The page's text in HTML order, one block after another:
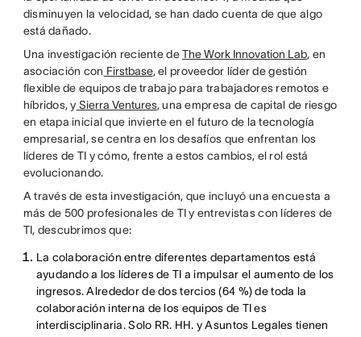
disminuyen la velocidad, se han dado cuenta de que algo
está dañado.
Una investigación reciente deThe Work Innovation Lab, en
asociación con Firstbase, el proveedor líder de gestión
flexible de equipos de trabajo para trabajadores remotos e
híbridos, y Sierra Ventures, una empresa de capital de riesgo
en etapa inicial que invierte en el futuro de la tecnología
empresarial, se centra en los desafíos que enfrentan los
líderes de TI y cómo, frente a estos cambios, el rol está
evolucionando.
A través de esta investigación, que incluyó una encuesta a
más de 500 profesionales de TI y entrevistas con líderes de
TI, descubrimos que:
La colaboración entre diferentes departamentos está
ayudando a los líderes de TI a impulsar el aumento de los
ingresos. Alrededor de dos tercios (64 %) de toda la
colaboración interna de los equipos de TI es
interdisciplinaria. Solo RR. HH. y Asuntos Legales tienen